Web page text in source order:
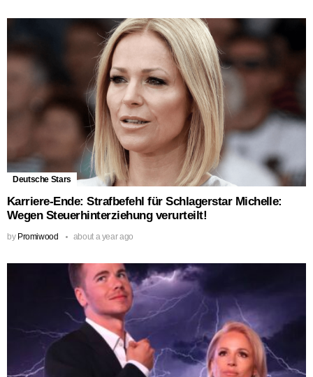
Deutsche Stars
Karriere-Ende: Strafbefehl für Schlagerstar Michelle:
Wegen Steuerhinterziehung verurteilt!
by Promiwood about a year ago